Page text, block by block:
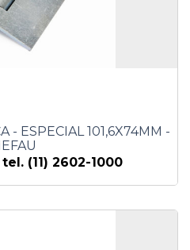
- ESPECIAL 101,6X74MM -
(11) 2602-1000